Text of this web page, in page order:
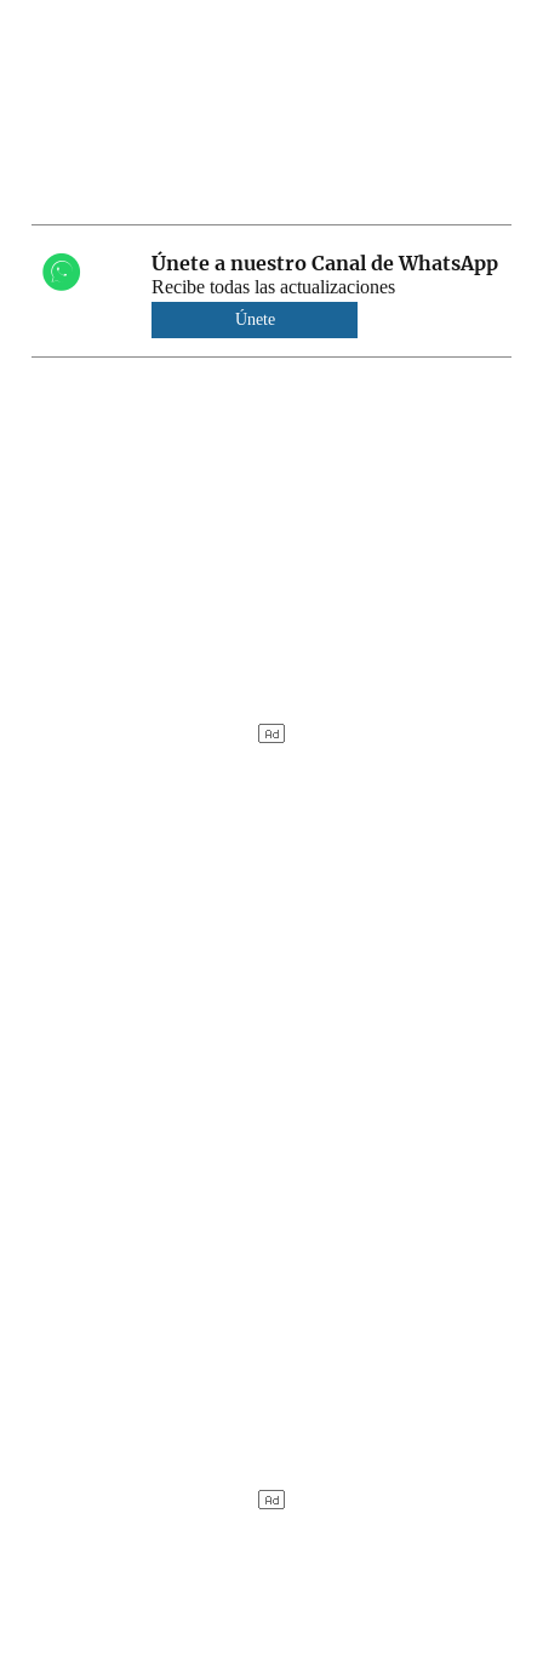
Únete a nuestro Canal de WhatsApp
Recibe todas las actualizaciones
Únete